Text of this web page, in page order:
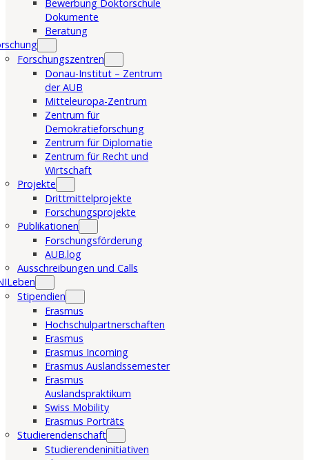
Bewerbung Doktorschule
Dokumente
Beratung
Forschungszentren
Donau-Institut – Zentrum
der AUB
Mitteleuropa-Zentrum
Zentrum für
Demokratieforschung
Zentrum für Diplomatie
Zentrum für Recht und
Wirtschaft
Projekte
Drittmittelprojekte
Forschungsprojekte
Publikationen
Forschungsförderung
AUB.log
Ausschreibungen und Calls
Stipendien
Erasmus
Hochschulpartnerschaften
Erasmus
Erasmus Incoming
Erasmus Auslandssemester
Erasmus
Auslandspraktikum
Swiss Mobility
Erasmus Porträts
Studierendenschaft
Studierendeninitiativen